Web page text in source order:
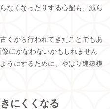
なくなったりする心配も、減ら
くから行われてきたことでもあ
にかなわないかもしれません
うにするために、やはり建築模
にくくなる